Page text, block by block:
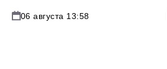
06 августа 13:58